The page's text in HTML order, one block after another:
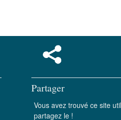
Partager
Vous avez trouvé ce site
partagez le !